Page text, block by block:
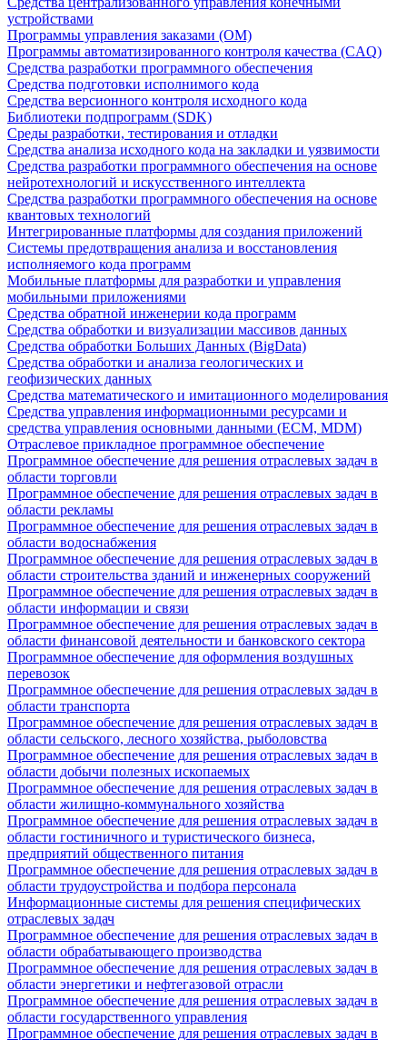
устройствами
Программы управления заказами (OM)
Программы автоматизированного контроля качества (CAQ)
Средства разработки программного обеспечения
Средства подготовки исполнимого кода
Средства версионного контроля исходного кода
Библиотеки подпрограмм (SDK)
Среды разработки, тестирования и отладки
Средства анализа исходного кода на закладки и уязвимости
Средства разработки программного обеспечения на основе
нейротехнологий и искусственного интеллекта
Средства разработки программного обеспечения на основе
квантовых технологий
Интегрированные платформы для создания приложений
Системы предотвращения анализа и восстановления
исполняемого кода программ
Мобильные платформы для разработки и управления
мобильными приложениями
Средства обратной инженерии кода программ
Средства обработки и визуализации массивов данных
Средства обработки Больших Данных (BigData)
Средства обработки и анализа геологических и
геофизических данных
Средства математического и имитационного моделирования
Средства управления информационными ресурсами и
средства управления основными данными (ECM, MDM)
Отраслевое прикладное программное обеспечение
Программное обеспечение для решения отраслевых задач в
области торговли
Программное обеспечение для решения отраслевых задач в
области рекламы
Программное обеспечение для решения отраслевых задач в
области водоснабжения
Программное обеспечение для решения отраслевых задач в
области строительства зданий и инженерных сооружений
Программное обеспечение для решения отраслевых задач в
области информации и связи
Программное обеспечение для решения отраслевых задач в
области финансовой деятельности и банковского сектора
Программное обеспечение для оформления воздушных
перевозок
Программное обеспечение для решения отраслевых задач в
области транспорта
Программное обеспечение для решения отраслевых задач в
области сельского, лесного хозяйства, рыболовства
Программное обеспечение для решения отраслевых задач в
области добычи полезных ископаемых
Программное обеспечение для решения отраслевых задач в
области жилищно-коммунального хозяйства
Программное обеспечение для решения отраслевых задач в
области гостиничного и туристического бизнеса,
предприятий общественного питания
Программное обеспечение для решения отраслевых задач в
области трудоустройства и подбора персонала
Информационные системы для решения специфических
отраслевых задач
Программное обеспечение для решения отраслевых задач в
области обрабатывающего производства
Программное обеспечение для решения отраслевых задач в
области энергетики и нефтегазовой отрасли
Программное обеспечение для решения отраслевых задач в
области государственного управления
Программное обеспечение для решения отраслевых задач в